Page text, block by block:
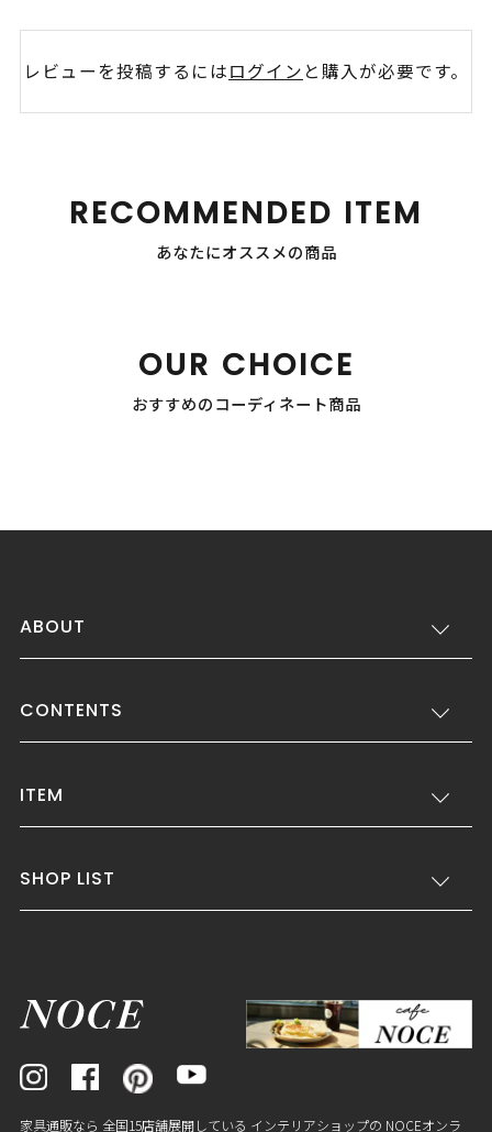
レビューを投稿するにはログイン と購入が必要です。
RECOMMENDED ITEM
あなたにオススメの商品
OUR CHOICE
おすすめのコーディネート商品
ABOUT
CONTENTS
ITEM
SHOP LIST
家具通販なら 全国15店舗展開している インテリアショップの NOCEオンラ